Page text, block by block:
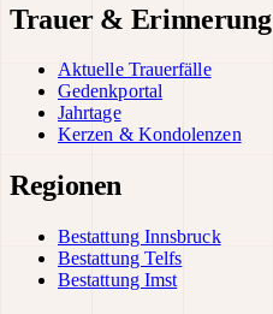
Trauer & Erinnerung
Aktuelle Trauerfälle
Gedenkportal
Jahrtage
Kerzen & Kondolenzen
Regionen
Bestattung Innsbruck
Bestattung Telfs
Bestattung Imst